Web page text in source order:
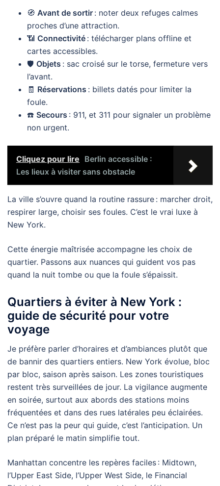
🧭 Avant de sortir : noter deux refuges calmes
proches d’une attraction.
📶 Connectivité : télécharger plans offline et
cartes accessibles.
🛡️ Objets : sac croisé sur le torse, fermeture vers
l’avant.
🧾 Réservations : billets datés pour limiter la
foule.
☎️ Secours : 911, et 311 pour signaler un problème
non urgent.
Cliquez pour lire Berlin accessible :
Les lieux à visiter sans obstacle
La ville s’ouvre quand la routine rassure : marcher droit,
respirer large, choisir ses foules. C’est le vrai luxe à
New York.
Cette énergie maîtrisée accompagne les choix de
quartier. Passons aux nuances qui guident vos pas
quand la nuit tombe ou que la foule s’épaissit.
Quartiers à éviter à New York :
guide de sécurité pour votre
voyage
Je préfère parler d’horaires et d’ambiances plutôt que
de bannir des quartiers entiers. New York évolue, bloc
par bloc, saison après saison. Les zones touristiques
restent très surveillées de jour. La vigilance augmente
en soirée, surtout aux abords des stations moins
fréquentées et dans des rues latérales peu éclairées.
Ce n’est pas la peur qui guide, c’est l’anticipation. Un
plan préparé le matin simplifie tout.
Manhattan concentre les repères faciles : Midtown,
l’Upper East Side, l’Upper West Side, le Financial